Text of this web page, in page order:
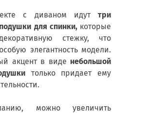
с диваном идут три
для спинки,которые
стежку, что
элегантность модели.
акцент в виде небольшой
только придает ему
можно увеличить